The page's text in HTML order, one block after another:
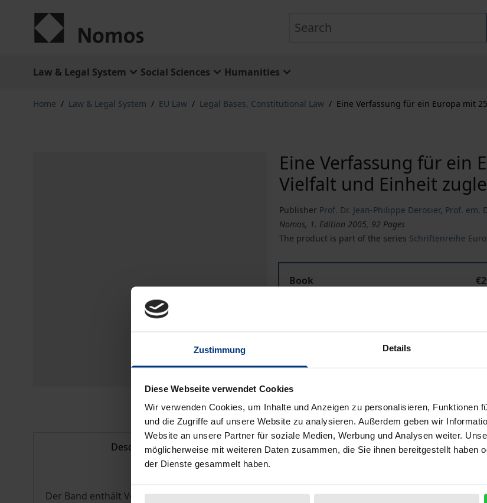
Zustimmung Details
Diese Webseite verwendet Cookies
Wir verwenden Cookies, um Inhalte und Anzeigen zu personalisieren, Funktionen
und die Zugriffe auf unsere Website zu analysieren. Außerdem geben wir
Website an unsere Partner für soziale Medien, Werbung und Analysen weiter.
möglicherweise mit weiteren Daten zusammen, die Sie ihnen bereitgestellt haben
der Dienste gesammelt haben.
Law & Legal System Social Sciences Humanities
Home / Law & Legal System / EU Law / Legal Bases, Constitutional Law / Eine Verfassung für ein Europa mit
Eine Verfassung für ein
Vielfalt und Einheit
Publisher Prof. Dr. Jean-Philippe Derosier, Prof. em.
Nomos, 1. Edition 2005, 92 Pages
The product is part of the series Schriftenreihe
Book
Add to Cart
Delivery cost notice
Description Bibliographical data
Der Band enthält Vorträge, die anlässlich des Europatages 2004 auf einem wissenschaftlichen